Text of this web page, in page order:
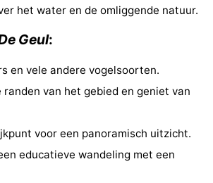
het water en de omliggende natuur.
Geul:
en vele andere vogelsoorten.
randen van het gebied en geniet van
voor een panoramisch uitzicht.
educatieve wandeling met een